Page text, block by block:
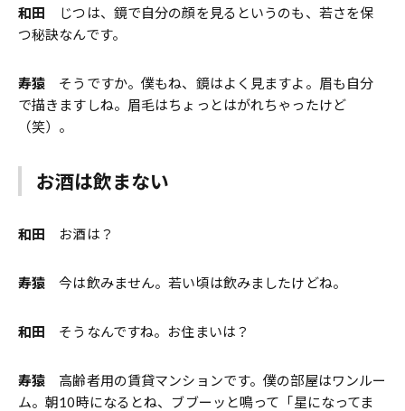
和田 じつは、鏡で自分の顔を見るというのも、若さを保
つ秘訣なんです。
寿猿 そうですか。僕もね、鏡はよく見ますよ。眉も自分
で描きますしね。眉毛はちょっとはがれちゃったけど
（笑）。
お酒は飲まない
和田 お酒は？
寿猿 今は飲みません。若い頃は飲みましたけどね。
和田 そうなんですね。お住まいは？
寿猿 高齢者用の賃貸マンションです。僕の部屋はワンルー
ム。朝10時になるとね、ブブーッと鳴って「星になってま